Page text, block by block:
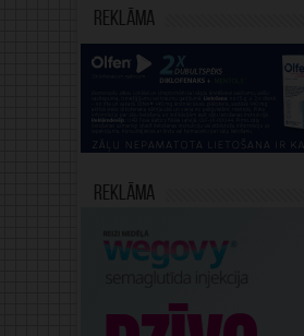
Reklāma
Reklāma